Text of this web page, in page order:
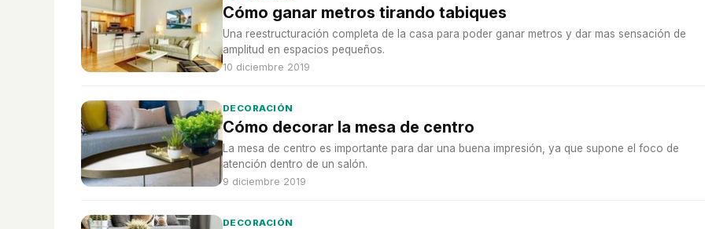
Cómo ganar metros tirando tabiques
Una reestructuración completa de la casa para poder ganar metros y dar mas sensación de
amplitud en espacios pequeños.
10 diciembre 2019
DECORACIÓN
Cómo decorar la mesa de centro
La mesa de centro es importante para dar una buena impresión, ya que supone el foco de
atención dentro de un salón.
9 diciembre 2019
DECORACIÓN